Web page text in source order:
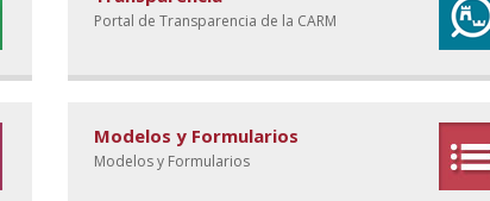
Portal de Transparencia de la CARM
Modelos y Formularios
Modelos y Formularios